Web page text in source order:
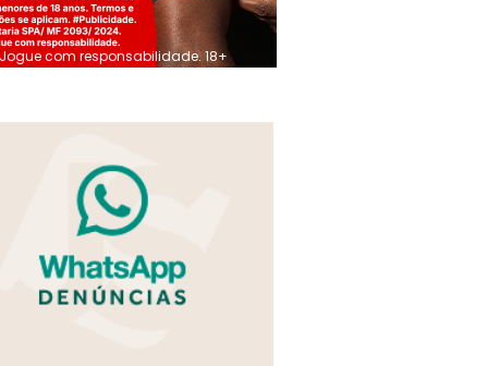
Jogue com responsabilidade. 18+